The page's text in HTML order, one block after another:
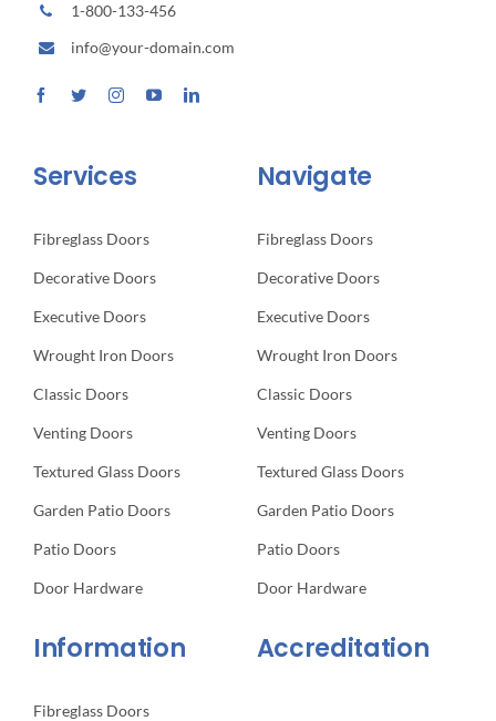
1-800-133-456
info@your-domain.com
Services
Fibreglass Doors
Decorative Doors
Executive Doors
Wrought Iron Doors
Classic Doors
Venting Doors
Textured Glass Doors
Garden Patio Doors
Patio Doors
Door Hardware
Navigate
Fibreglass Doors
Decorative Doors
Executive Doors
Wrought Iron Doors
Classic Doors
Venting Doors
Textured Glass Doors
Garden Patio Doors
Patio Doors
Door Hardware
Information
Fibreglass Doors
Accreditation